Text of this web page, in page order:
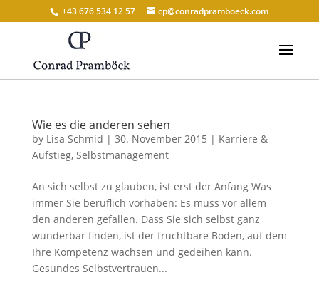
+43 676 534 12 57 cp@conradpramboeck.com
Wie es die anderen sehen
by Lisa Schmid | 30. November 2015 | Karriere &
Aufstieg, Selbstmanagement
An sich selbst zu glauben, ist erst der Anfang Was
immer Sie beruflich vorhaben: Es muss vor allem
den anderen gefallen. Dass Sie sich selbst ganz
wunderbar finden, ist der fruchtbare Boden, auf dem
Ihre Kompetenz wachsen und gedeihen kann.
Gesundes Selbstvertrauen...